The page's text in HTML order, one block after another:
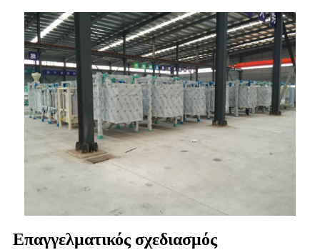
Επαγγελματικός σχεδιασμός